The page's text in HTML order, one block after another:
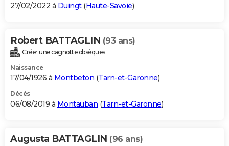
27/02/2022 à Duingt(Haute-Savoie)
Robert BATTAGLIN (93 ans)
Créer une cagnotte obsèques
Naissance
17/04/1926 à Montbeton (Tarn-et-Garonne)
Décès
06/08/2019 à Montauban (Tarn-et-Garonne)
Augusta BATTAGLIN (96 ans)